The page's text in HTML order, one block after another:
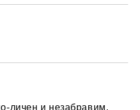
личен и незабравим.